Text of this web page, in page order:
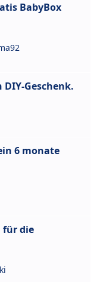
BabyBox
DIY-Geschenk.
6 monate
für die